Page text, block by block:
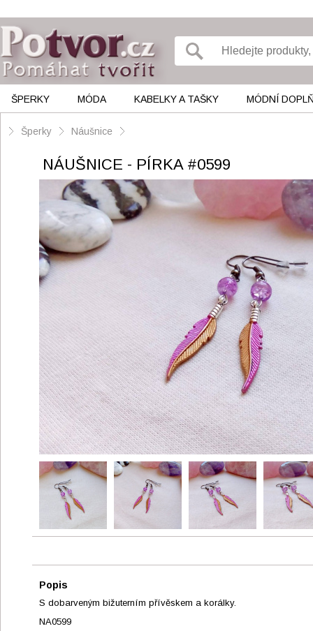
ŠPERKY MÓDA KABELKY A TAŠKY MÓDNÍ
Šperky Náušnice
NÁUŠNICE - PÍRKA #0599
Popis
S dobarveným bižuterním přívěskem a korálky.
NA0599